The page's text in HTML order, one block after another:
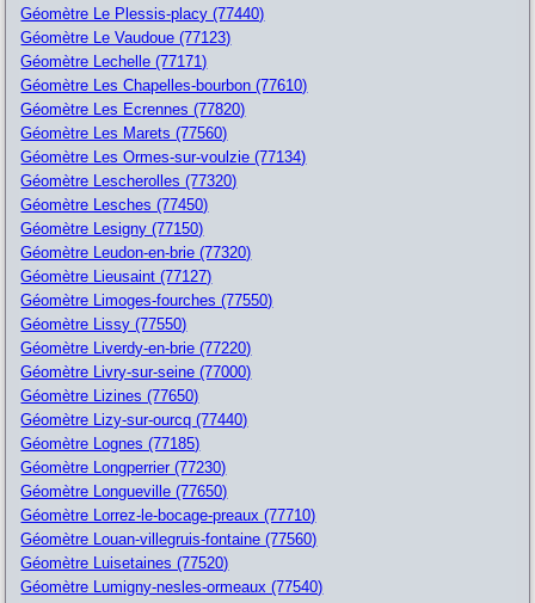
Géomètre Le Plessis-placy (77440)
Géomètre Le Vaudoue (77123)
Géomètre Lechelle (77171)
Géomètre Les Chapelles-bourbon (77610)
Géomètre Les Ecrennes (77820)
Géomètre Les Marets (77560)
Géomètre Les Ormes-sur-voulzie (77134)
Géomètre Lescherolles (77320)
Géomètre Lesches (77450)
Géomètre Lesigny (77150)
Géomètre Leudon-en-brie (77320)
Géomètre Lieusaint (77127)
Géomètre Limoges-fourches (77550)
Géomètre Lissy (77550)
Géomètre Liverdy-en-brie (77220)
Géomètre Livry-sur-seine (77000)
Géomètre Lizines (77650)
Géomètre Lizy-sur-ourcq (77440)
Géomètre Lognes (77185)
Géomètre Longperrier (77230)
Géomètre Longueville (77650)
Géomètre Lorrez-le-bocage-preaux (77710)
Géomètre Louan-villegruis-fontaine (77560)
Géomètre Luisetaines (77520)
Géomètre Lumigny-nesles-ormeaux (77540)